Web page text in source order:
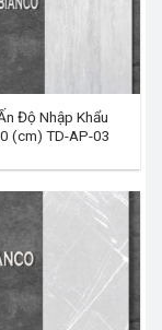
Độ Nhập Khẩu
(cm) TD-AP-03